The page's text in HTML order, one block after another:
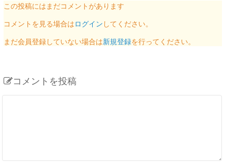
この投稿にはまだコメントがあります
コメントを見る場合はログイン してください。
まだ会員登録していない場合は新規登録を行ってください。
コメントを投稿